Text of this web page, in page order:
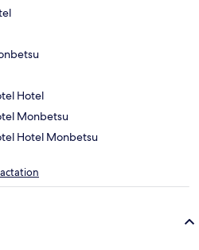
Hotel
Monbetsu
Hotel Monbetsu